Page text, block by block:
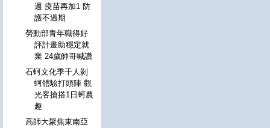
週 疫苗再加1 防
護不過期
勞動部青年職得好
評計畫助穩定就
業 24歲帥哥喊讚
石蚵文化季千人剝
蚵體驗打頭陣 觀
光客搶搭1日蚵農
趣
高師大聚焦東南亞